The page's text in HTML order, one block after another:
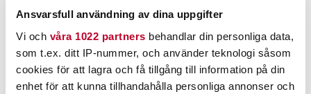
Ansvarsfull användning av dina uppgifter
Vi och våra 1022 partners behandlar din personliga data,
som t.ex. ditt IP-nummer, och använder teknologi såsom
cookies för att lagra och få tillgång till information på din
enhet för att kunna tillhandahålla personliga annonser och
POPULÄRT JUST NU